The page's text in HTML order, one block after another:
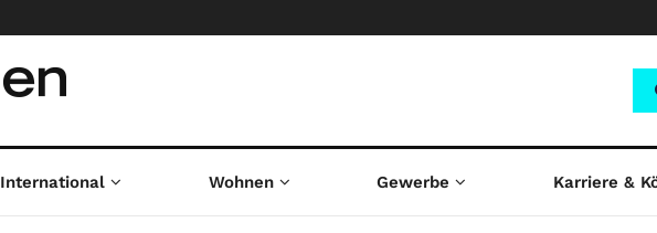
International Wohnen Gewerbe Karriere &